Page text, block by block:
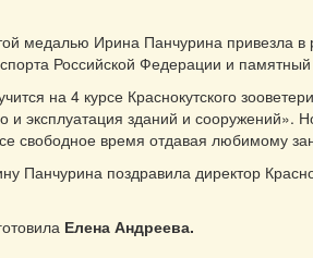
медалью Ирина Панчурина привезла
Российской Федерации и памятный
на 4 курсе Краснокутского
и эксплуатация зданий и сооружений».
свободное время отдавая любимому
Панчурина поздравила директор
Елена Андреева.